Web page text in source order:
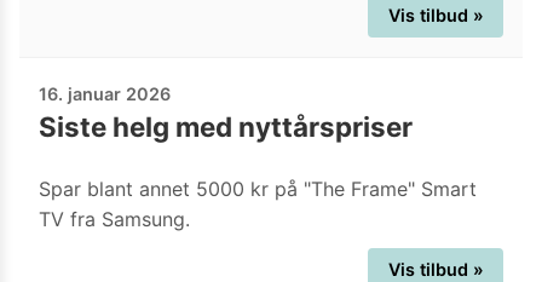
Vis tilbud »
16. januar 2026
Siste helg med nyttårspriser
Spar blant annet 5000 kr på "The Frame" Smart
TV fra Samsung.
Vis tilbud »